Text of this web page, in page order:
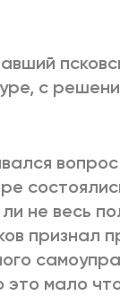
с
не весь
признал
мало